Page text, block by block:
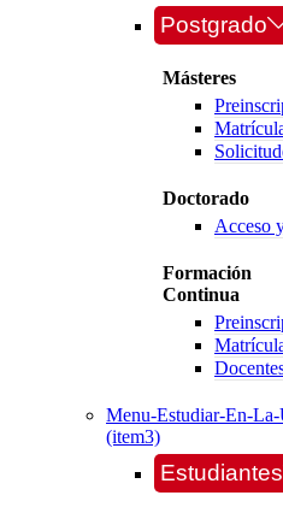
Postgrado
Másteres
Doctorado
Acceso
Formación
Continua
Menu-Estudiar-En-
(item3)
Estudiantes